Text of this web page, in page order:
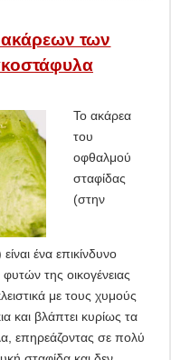
των
Το ακάρεα
του
οφθαλμού
σταφίδας
(στην
ένα επικίνδυνο
φυτών της οικογένειας
με τους χυμούς
βλάπτει κυρίως τα
επηρεάζοντας σε πολύ